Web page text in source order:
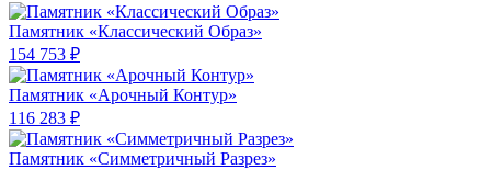
Памятник «Классический Образ»
154 753 ₽
Памятник «Арочный Контур»
116 283 ₽
Памятник «Симметричный Разрез»